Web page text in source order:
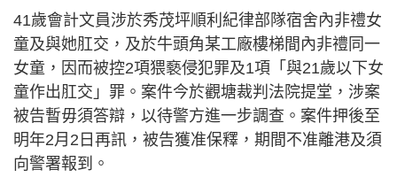
41歲會計文員涉於秀茂坪順利紀律部隊宿舍內非禮女
童及與她肛交，及於牛頭角某工廠樓梯間內非禮同一
女童，因而被控2項猥褻侵犯罪及1項「與21歲以下女
童作出肛交」罪。案件今於觀塘裁判法院提堂，涉案
被告暫毋須答辯，以待警方進一步調查。案件押後至
明年2月2日再訊，被告獲准保釋，期間不准離港及須
向警署報到。